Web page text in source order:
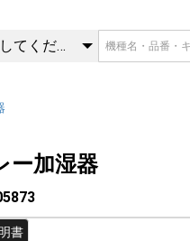
| 蒸気スプ
カテゴリを選択してください
ー加湿器
書